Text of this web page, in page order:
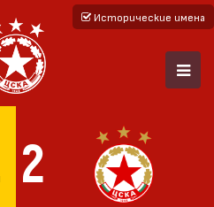
Исторические имена
2